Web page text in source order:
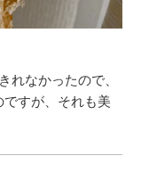
れなかったので、
すが、それも美